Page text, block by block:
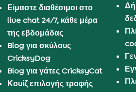
Είμαστε διαθέσιμοι στο
live chat 24/7, κάθε μέρα
της εβδομάδας
Blog για σκύλους
CricksyDog
Blog για γάτες CricksyCat
Κουίζ επιλογής τροφής